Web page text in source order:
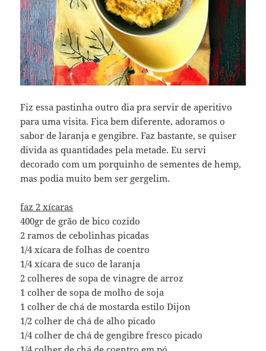
Fiz essa pastinha outro dia pra servir de aperitivo
para uma visita. Fica bem diferente, adoramos o
sabor de laranja e gengibre. Faz bastante, se quiser
divida as quantidades pela metade. Eu servi
decorado com um porquinho de sementes de hemp,
mas podia muito bem ser gergelim.
faz 2 xícaras
400gr de grão de bico cozido
2 ramos de cebolinhas picadas
1/4 xícara de folhas de coentro
1/4 xícara de suco de laranja
2 colheres de sopa de vinagre de arroz
1 colher de sopa de molho de soja
1 colher de chá de mostarda estilo Dijon
1/2 colher de chá de alho picado
1/4 colher de chá de gengibre fresco picado